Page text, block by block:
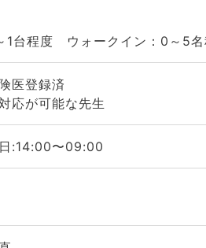
1台程度 ウォークイン：0～5名
医登録済
応が可能な先生
:14:00〜09:00